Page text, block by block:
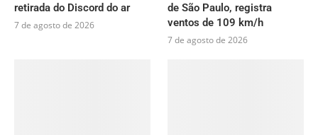
retirada do Discord do ar
7 de agosto de 2026
de São Paulo, registra
ventos de 109 km/h
7 de agosto de 2026